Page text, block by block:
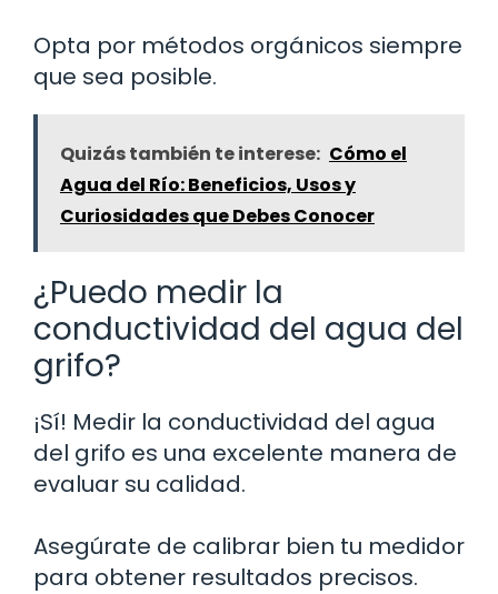
Opta por métodos orgánicos siempre
que sea posible.
Quizás también te interese: Cómo el
Agua del Río: Beneficios, Usos y
Curiosidades que Debes Conocer
¿Puedo medir la
conductividad del agua del
grifo?
¡Sí! Medir la conductividad del agua
del grifo es una excelente manera de
evaluar su calidad.
Asegúrate de calibrar bien tu medidor
para obtener resultados precisos.